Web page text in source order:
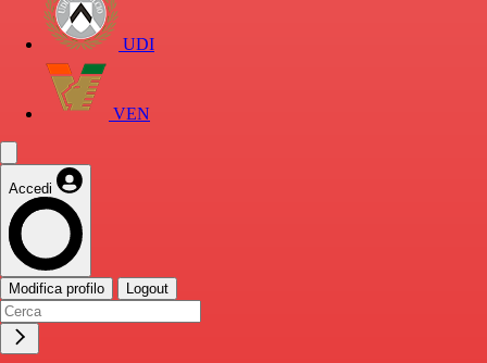
UDI
VEN
Accedi
Modifica profilo Logout